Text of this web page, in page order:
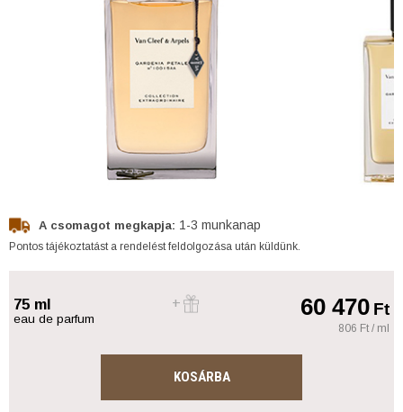
A csomagot megkapja: 1-3 munkanap
Pontos tájékoztatást a rendelést feldolgozása után küldünk.
75 ml
eau de parfum 60 470Ft
806 Ft / ml
KOSÁRBA